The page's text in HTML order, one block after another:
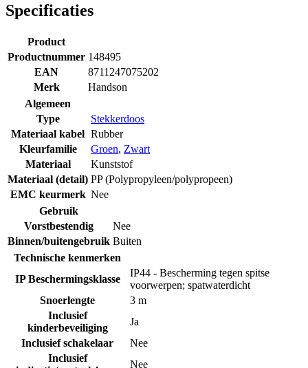
Specificaties
Product
Productnummer 148495
EAN
8711247075202
Merk
Handson
Algemeen
Type
Stekkerdoos
Materiaal kabel Rubber
Kleurfamilie
Groen, Zwart
Materiaal
Kunststof
Materiaal (detail) PP (Polypropyleen/polypropeen)
EMC keurmerk Nee
Gebruik
Vorstbestendig
Nee
Binnen/buitengebruik Buiten
Technische kenmerken
IP Beschermingsklasse
IP44 - Bescherming tegen spitse
voorwerpen; spatwaterdicht
Snoerlengte
3 m
Inclusief
kinderbeveiliging
Ja
Inclusief schakelaar
Nee
Inclusief
Nee